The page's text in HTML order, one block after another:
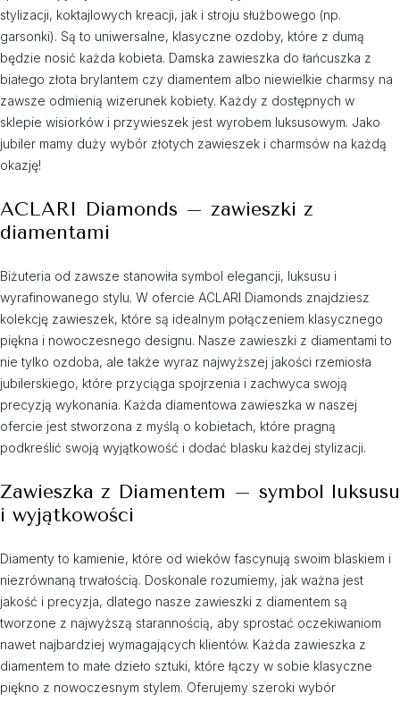
stylizacji, koktajlowych kreacji, jak i stroju służbowego (np.
garsonki). Są to uniwersalne, klasyczne ozdoby, które z dumą
będzie nosić każda kobieta. Damska zawieszka do łańcuszka z
białego złota brylantem czy diamentem albo niewielkie charmsy na
zawsze odmienią wizerunek kobiety. Każdy z dostępnych w
sklepie wisiorków i przywieszek jest wyrobem luksusowym. Jako
jubiler mamy duży wybór złotych zawieszek i charmsów na każdą
okazję!
ACLARI Diamonds – zawieszki z
diamentami
Biżuteria od zawsze stanowiła symbol elegancji, luksusu i
wyrafinowanego stylu. W ofercie ACLARI Diamonds znajdziesz
kolekcję zawieszek, które są idealnym połączeniem klasycznego
piękna i nowoczesnego designu. Nasze zawieszki z diamentami to
nie tylko ozdoba, ale także wyraz najwyższej jakości rzemiosła
jubilerskiego, które przyciąga spojrzenia i zachwyca swoją
precyzją wykonania. Każda diamentowa zawieszka w naszej
ofercie jest stworzona z myślą o kobietach, które pragną
podkreślić swoją wyjątkowość i dodać blasku każdej stylizacji.
Zawieszka z Diamentem – symbol luksusu
i wyjątkowości
Diamenty to kamienie, które od wieków fascynują swoim blaskiem i
niezrównaną trwałością. Doskonale rozumiemy, jak ważna jest
jakość i precyzja, dlatego nasze zawieszki z diamentem są
tworzone z najwyższą starannością, aby sprostać oczekiwaniom
nawet najbardziej wymagających klientów. Każda zawieszka z
diamentem to małe dzieło sztuki, które łączy w sobie klasyczne
piękno z nowoczesnym stylem. Oferujemy szeroki wybór